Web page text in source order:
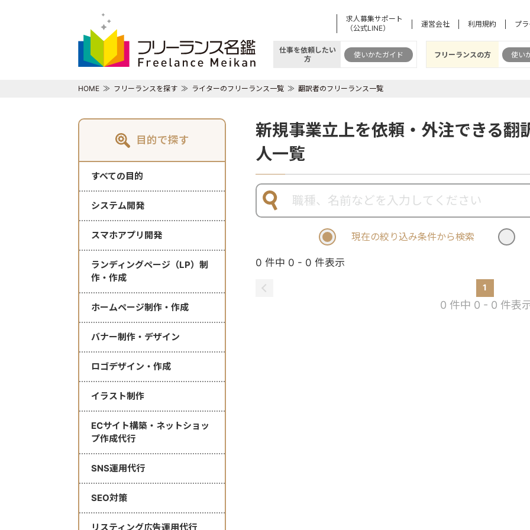
求人募集サポート
（公式LINE）
運営会社 利用規約 プ
仕事を依頼したい
方
使いかたガイド フリーランスの方 使い
HOME フリーランスを探す ライターのフリーランス一覧 翻訳者のフリーランス一覧
目的で探す
すべての目的
システム開発
スマホアプリ開発
ランディングページ（LP）制
作・作成
ホームページ制作・作成
バナー制作・デザイン
ロゴデザイン・作成
イラスト制作
ECサイト構築・ネットショッ
プ作成代行
SNS運用代行
SEO対策
リスティング広告運用代行
新規事業立上を依頼・外注できる翻
人一覧
現在の絞り込み条件から検索
0 件中 0 - 0 件表示
1
0 件中 0 - 0 件表